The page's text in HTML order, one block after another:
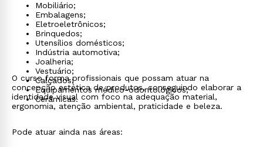
Mobiliário;
Embalagens;
Eletroeletrônicos;
Brinquedos;
Utensílios domésticos;
Indústria automotiva;
Joalheria;
Vestuário;
Calçados;
Equipamentos médico-odontológicos;
Cerâmicas.
O curso forma profissionais que possam atuar na
concepção estética de produtos, conseguindo elaborar a
identidade visual com foco na adequação material,
ergonomia, atenção ambiental, praticidade e beleza.
Pode atuar ainda nas áreas: